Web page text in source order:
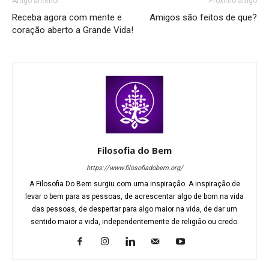
Receba agora com mente e
coração aberto a Grande Vida!
Amigos são feitos de que?
Filosofia do Bem
https://www.filosofiadobem.org/
A Filosofia Do Bem surgiu com uma inspiração. A inspiração de
levar o bem para as pessoas, de acrescentar algo de bom na vida
das pessoas, de despertar para algo maior na vida, de dar um
sentido maior a vida, independentemente de religião ou credo.